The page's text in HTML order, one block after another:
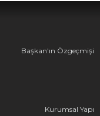
Başkan'ın Özgeçmişi
Kurumsal Yapı